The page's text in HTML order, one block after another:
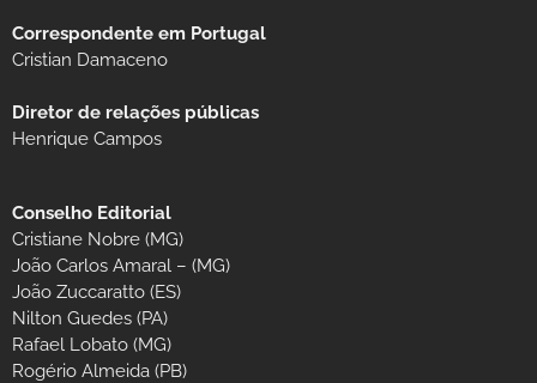
Correspondente em Portugal
Cristian Damaceno
Diretor de relações públicas
Henrique Campos
Conselho Editorial
Cristiane Nobre (MG)
João Carlos Amaral – (MG)
João Zuccaratto (ES)
Nilton Guedes (PA)
Rafael Lobato (MG)
Rogério Almeida (PB)